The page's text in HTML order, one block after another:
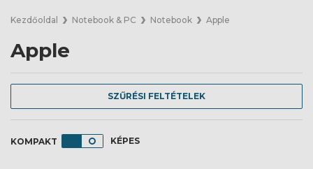
Kezdőoldal Notebook & PC Notebook Apple
Apple
SZŰRÉSI FELTÉTELEK
KÉPES